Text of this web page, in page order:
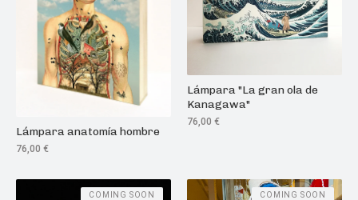
Lámpara anatomía hombre
76,00 €
Lámpara "La gran ola de
Kanagawa"
76,00 €
COMING SOON COMING SOON